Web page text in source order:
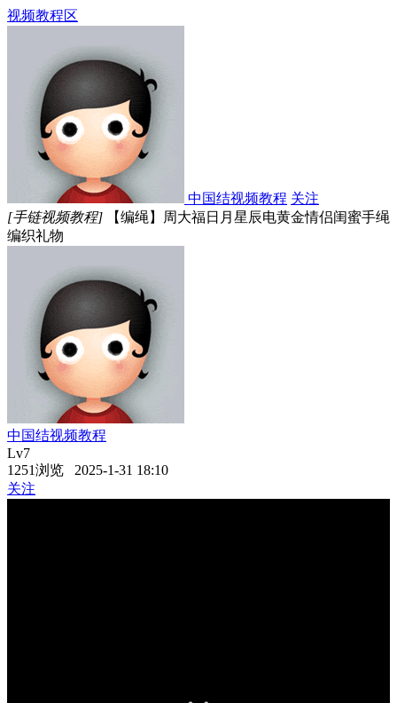
视频教程区
中国结视频教程 关注
[手链视频教程] 【编绳】周大福日月星辰电黄金情侣闺蜜手绳
编织礼物
中国结视频教程
Lv7
1251浏览 2025-1-31 18:10
关注